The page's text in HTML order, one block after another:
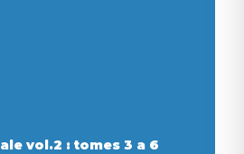
vol.2 : tomes 3 a 6